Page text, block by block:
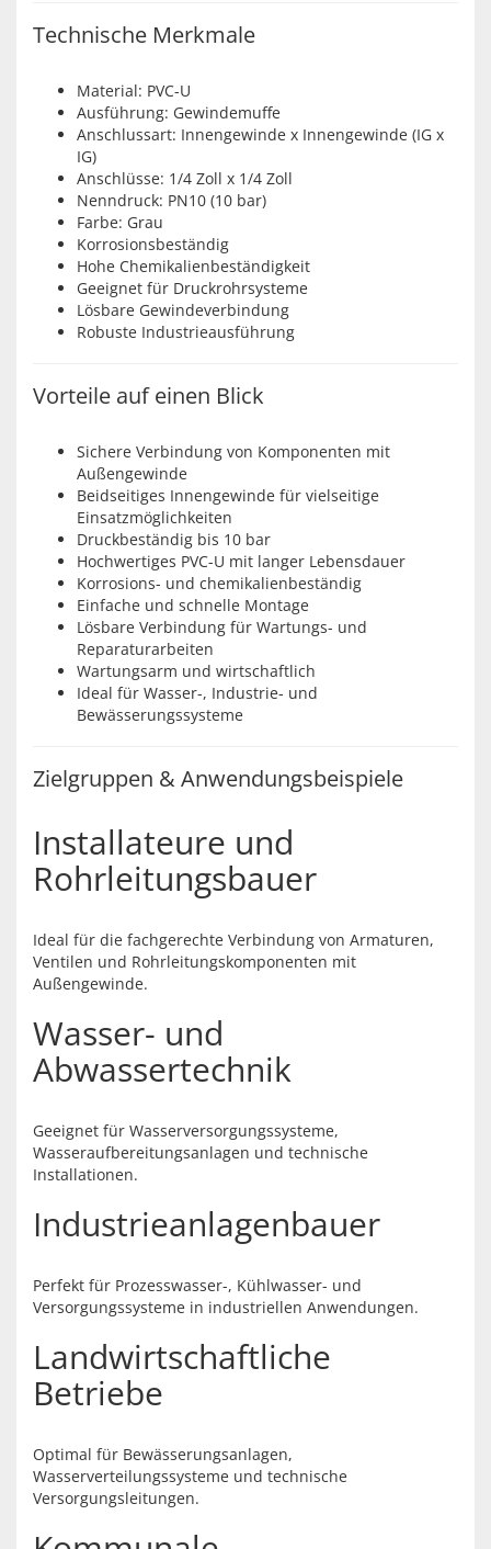
Technische Merkmale
Material: PVC-U
Ausführung: Gewindemuffe
Anschlussart: Innengewinde x Innengewinde (IG x
IG)
Anschlüsse: 1/4 Zoll x 1/4 Zoll
Nenndruck: PN10 (10 bar)
Farbe: Grau
Korrosionsbeständig
Hohe Chemikalienbeständigkeit
Geeignet für Druckrohrsysteme
Lösbare Gewindeverbindung
Robuste Industrieausführung
Vorteile auf einen Blick
Sichere Verbindung von Komponenten mit
Außengewinde
Beidseitiges Innengewinde für vielseitige
Einsatzmöglichkeiten
Druckbeständig bis 10 bar
Hochwertiges PVC-U mit langer Lebensdauer
Korrosions- und chemikalienbeständig
Einfache und schnelle Montage
Lösbare Verbindung für Wartungs- und
Reparaturarbeiten
Wartungsarm und wirtschaftlich
Ideal für Wasser-, Industrie- und
Bewässerungssysteme
Zielgruppen & Anwendungsbeispiele
Installateure und
Rohrleitungsbauer
Ideal für die fachgerechte Verbindung von Armaturen,
Ventilen und Rohrleitungskomponenten mit
Außengewinde.
Wasser- und
Abwassertechnik
Geeignet für Wasserversorgungssysteme,
Wasseraufbereitungsanlagen und technische
Installationen.
Industrieanlagenbauer
Perfekt für Prozesswasser-, Kühlwasser- und
Versorgungssysteme in industriellen Anwendungen.
Landwirtschaftliche
Betriebe
Optimal für Bewässerungsanlagen,
Wasserverteilungssysteme und technische
Versorgungsleitungen.